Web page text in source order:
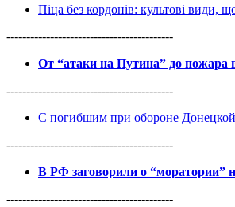
Піца без кордонів: культові види,
------------------------------------------
От “атаки на Путина” до
------------------------------------------
С погибшим при обороне
------------------------------------------
В РФ заговорили о “моратории”
------------------------------------------